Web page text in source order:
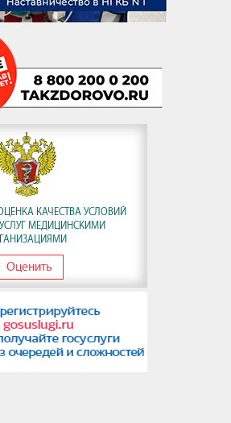
КАЧЕСТВА УСЛОВИЙ
МЕДИЦИНСКИМИ
Оценить